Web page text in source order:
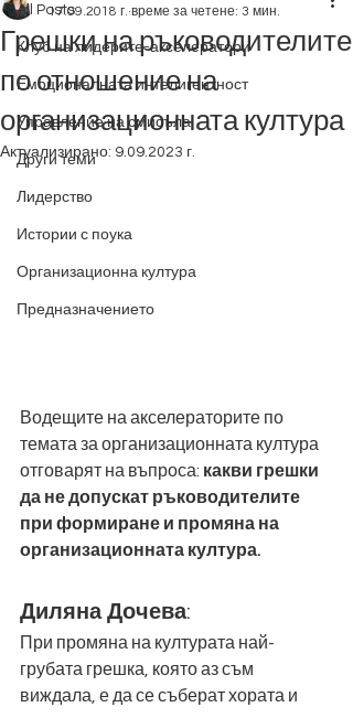
All Posts
Клуб на лидерите-акселератори
Емоционалната интелигентност
Управление на смисъла
Други теми
Лидерство
Истории с поука
Организационна култура
Предназначението
Грешки на ръководителите
по отношение на
организационната култура
17.09.2018 г. време за четене: 3 мин.
Актуализирано: 9.09.2023 г.
Водещите на акселераторите по
темата за организационната култура
отговарят на въпроса: какви грешки
да не допускат ръководителите
при формиране и промяна на
организационната култура.
Диляна Дочева:
При промяна на културата най-
грубата грешка, която аз съм
виждала, е да се съберат хората и